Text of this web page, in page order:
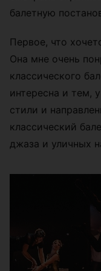
балетную
Первое, что
Она мне очень
классического
интересна и тем,
стили и
классический
джаза и уличных